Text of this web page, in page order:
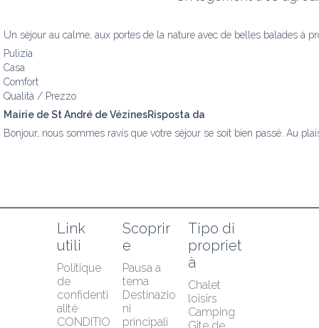
Un séjour au calme, aux portes de la nature avec de belles balades à
Pulizia
Casa
Comfort
Qualità / Prezzo
Mairie de St André de VézinesRisposta da
Bonjour, nous sommes ravis que votre séjour se soit bien passé. Au
Link
utili
Politique
de
confidenti
alité
CONDITIO
Scoprir
e
Pausa a
tema
Destinazio
ni
principali
Tipo di
propriet
à
Chalet
loisirs
Camping